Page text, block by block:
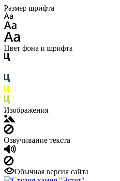
Размер шрифта
Цвет фона и шрифта
Изображения
Озвучивание текста
Обычная версия сайта